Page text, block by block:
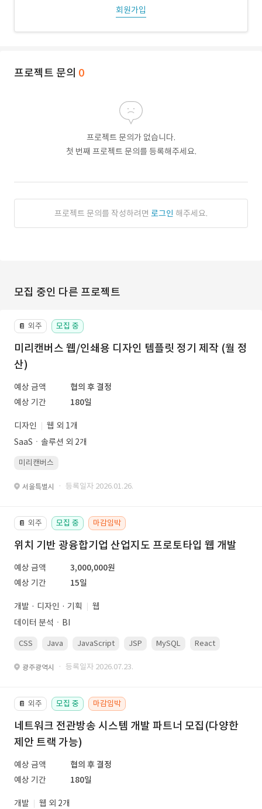
회원가입
프로젝트 문의 0
프로젝트 문의가 없습니다.
첫 번째 프로젝트 문의를 등록해주세요.
프로젝트 문의를 작성하려면 로그인 해주세요.
모집 중인 다른 프로젝트
📔 외주 모집 중
미리캔버스 웹/인쇄용 디자인 템플릿 정기 제작 (월 정
산)
예상 금액
협의 후 결정
예상 기간
180일
디자인
웹 외 1개
SaaSㆍ솔루션 외 2개
미리캔버스
서울특별시 · 등록일자 2026.01.26.
📔 외주 모집 중 마감임박
위치 기반 광융합기업 산업지도 프로토타입 웹 개발
예상 금액
3,000,000원
예상 기간
15일
개발 · 디자인 · 기획
웹
데이터 분석ㆍBI
CSS Java JavaScript JSP MySQL React
광주광역시 · 등록일자 2026.07.23.
📔 외주 모집 중 마감임박
네트워크 전관방송 시스템 개발 파트너 모집(다양한
제안 트랙 가능)
예상 금액
협의 후 결정
예상 기간
180일
개발
웹 외 2개